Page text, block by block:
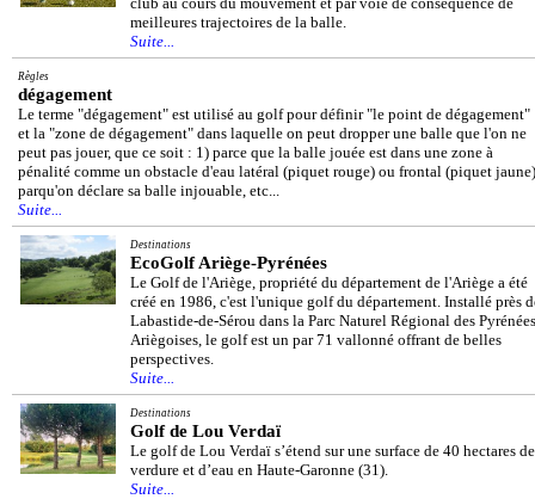
meilleures trajectoires de la balle.
Suite...
Règles
dégagement
Le terme "dégagement" est utilisé au golf pour définir "le point de dégagement"
et la "zone de dégagement" dans laquelle on peut dropper une balle que l'on ne
peut pas jouer, que ce soit : 1) parce que la balle jouée est dans une zone à
pénalité comme un obstacle d'eau latéral (piquet rouge) ou frontal (piquet
parqu'on déclare sa balle injouable, etc...
Suite...
Destinations
EcoGolf Ariège-Pyrénées
Le Golf de l'Ariège, propriété du département de l'Ariège a été
créé en 1986, c'est l'unique golf du département. Installé près
Labastide-de-Sérou dans la Parc Naturel Régional des Pyrénées
Ariègoises, le golf est un par 71 vallonné offrant de belles
perspectives.
Suite...
Destinations
Golf de Lou Verdaï
Le golf de Lou Verdaï s’étend sur une surface de 40 hectares de
verdure et d’eau en Haute-Garonne (31).
Suite...